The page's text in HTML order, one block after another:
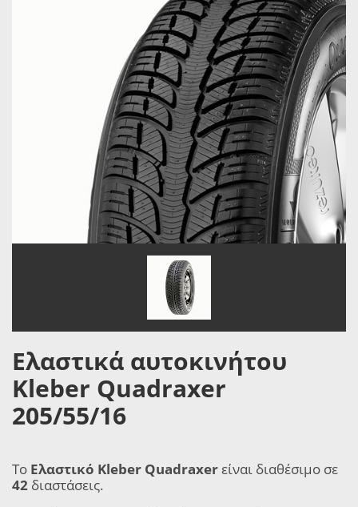
Ελαστικά αυτοκινήτου
Kleber Quadraxer
205/55/16
Το Ελαστικό Kleber Quadraxerείναι διαθέσιμο σε
42 διαστάσεις.